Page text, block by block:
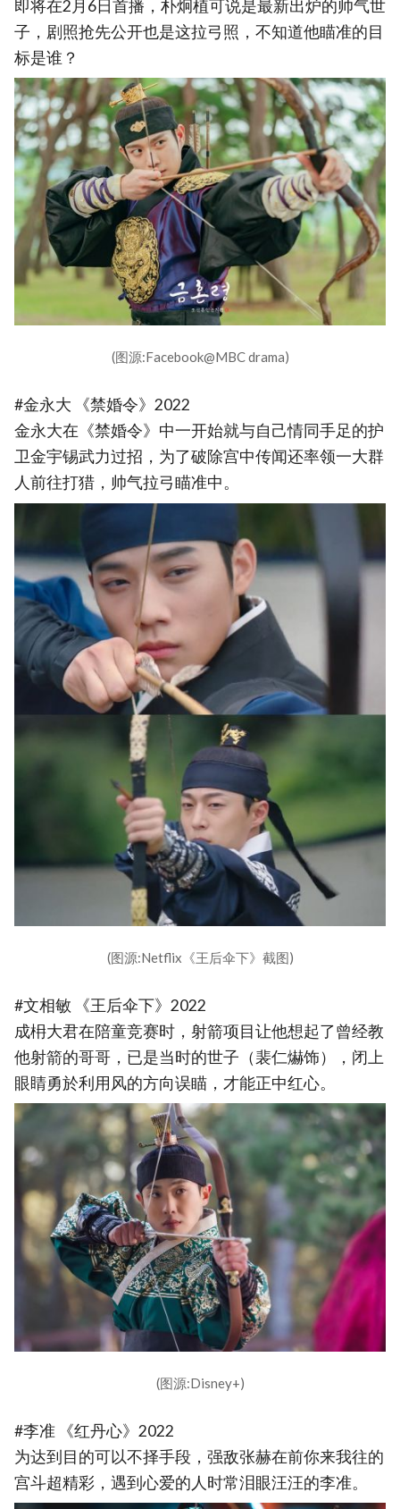
即将在2月6日首播，朴炯植可说是最新出炉的帅气世
子，剧照抢先公开也是这拉弓照，不知道他瞄准的目
标是谁？
(图源:Facebook@MBC drama)
#金永大 《禁婚令》2022
金永大在《禁婚令》中一开始就与自己情同手足的护
卫金宇锡武力过招，为了破除宫中传闻还率领一大群
人前往打猎，帅气拉弓瞄准中。
(图源:Netflix《王后伞下》截图)
#文相敏 《王后伞下》2022
成枏大君在陪童竞赛时，射箭项目让他想起了曾经教
他射箭的哥哥，已是当时的世子（裴仁爀饰），闭上
眼睛勇於利用风的方向误瞄，才能正中红心。
(图源:Disney+)
#李准 《红丹心》2022
为达到目的可以不择手段，强敌张赫在前你来我往的
宫斗超精彩，遇到心爱的人时常泪眼汪汪的李准。